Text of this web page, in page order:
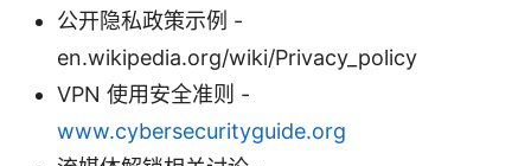
公开隐私政策示例 -
en.wikipedia.org/wiki/Privacy_policy
VPN 使用安全准则 -
www.cybersecurityguide.org